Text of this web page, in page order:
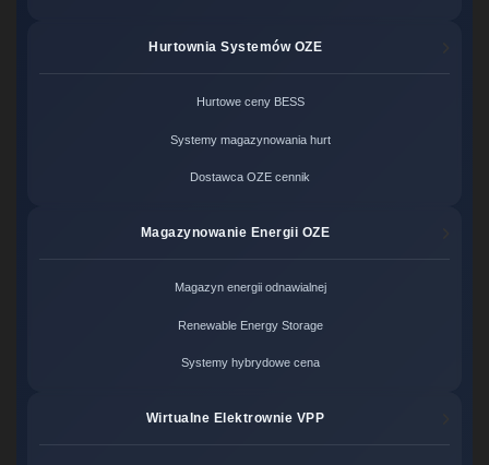
Hurtownia Systemów OZE
Hurtowe ceny BESS
Systemy magazynowania hurt
Dostawca OZE cennik
Magazynowanie Energii OZE
Magazyn energii odnawialnej
Renewable Energy Storage
Systemy hybrydowe cena
Wirtualne Elektrownie VPP